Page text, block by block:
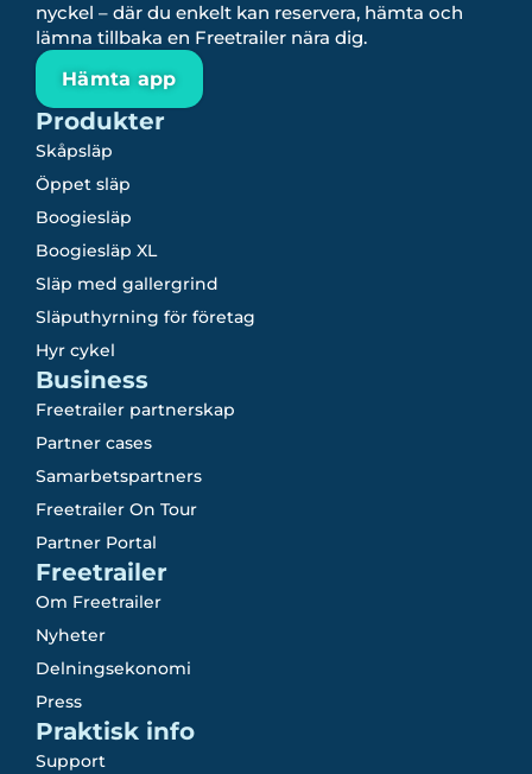
nyckel – där du enkelt kan reservera, hämta och
lämna tillbaka en Freetrailer nära dig.
Hämta app
Produkter
Skåpsläp
Öppet släp
Boogiesläp
Boogiesläp XL
Släp med gallergrind
Släputhyrning för företag
Hyr cykel
Business
Freetrailer partnerskap
Partner cases
Samarbetspartners
Freetrailer On Tour
Partner Portal
Freetrailer
Om Freetrailer
Nyheter
Delningsekonomi
Press
Praktisk info
Support